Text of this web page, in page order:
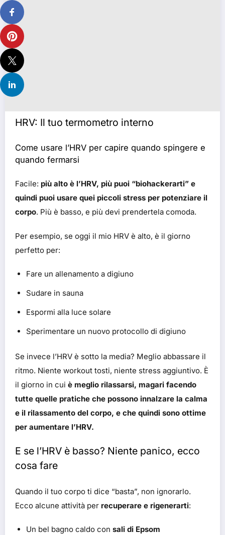
HRV: Il tuo termometro interno
Come usare l’HRV per capire quando spingere e
quando fermarsi
Facile: più alto è l’HRV, più puoi “biohackerarti” e
quindi puoi usare quei piccoli stress per potenziare il
corpo. Più è basso, e più devi prendertela comoda.
Per esempio, se oggi il mio HRV è alto, è il giorno
perfetto per:
Fare un allenamento a digiuno
Sudare in sauna
Espormi alla luce solare
Sperimentare un nuovo protocollo di digiuno
Se invece l’HRV è sotto la media? Meglio abbassare il
ritmo. Niente workout tosti, niente stress aggiuntivo. È
il giorno in cui è meglio rilassarsi, magari facendo
tutte quelle pratiche che possono innalzare la calma
e il rilassamento del corpo, e che quindi sono ottime
per aumentare l’HRV.
E se l’HRV è basso? Niente panico, ecco
cosa fare
Quando il tuo corpo ti dice “basta”, non ignorarlo.
Ecco alcune attività per recuperare e rigenerarti:
Un bel bagno caldo con sali di Epsom